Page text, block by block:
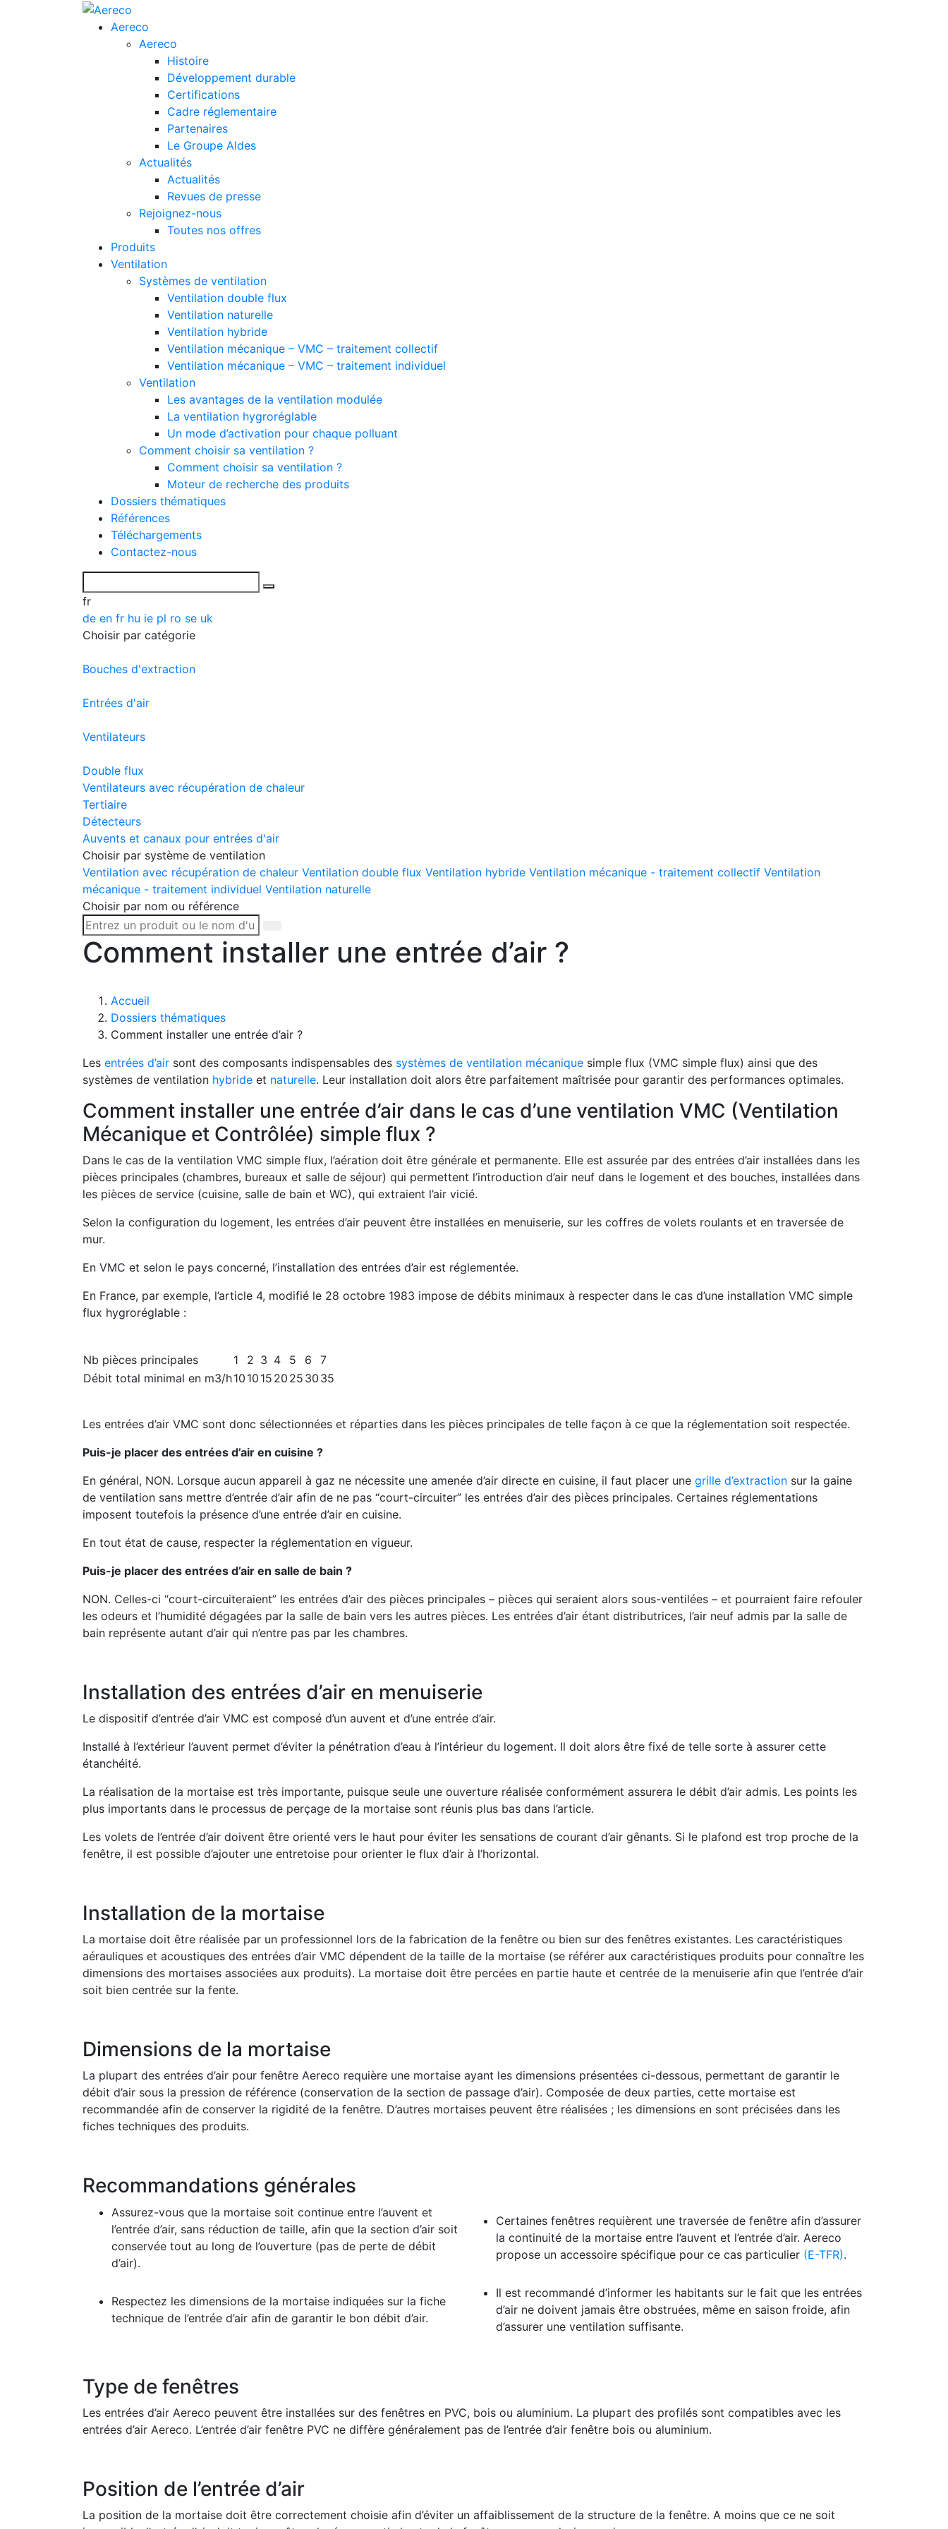
Aereco
Aereco
Histoire
Développement durable
Certifications
Cadre réglementaire
Partenaires
Le Groupe Aldes
Actualités
Actualités
Revues de presse
Rejoignez-nous
Toutes nos offres
Produits
Ventilation
Systèmes de ventilation
Ventilation double flux
Ventilation naturelle
Ventilation hybride
Ventilation mécanique – VMC – traitement collectif
Ventilation mécanique – VMC – traitement individuel
Ventilation
Les avantages de la ventilation modulée
La ventilation hygroréglable
Un mode d’activation pour chaque polluant
Comment choisir sa ventilation ?
Comment choisir sa ventilation ?
Moteur de recherche des produits
Dossiers thématiques
Références
Téléchargements
Contactez-nous
fr
de en fr hu ie pl ro se uk
Choisir par catégorie
Bouches d'extraction
Entrées d'air
Ventilateurs
Double flux
Ventilateurs avec récupération de chaleur
Tertiaire
Détecteurs
Auvents et canaux pour entrées d'air
Choisir par système de ventilation
Ventilation avec récupération de chaleur Ventilation double flux Ventilation hybride Ventilation mécanique - traitement collectif Ventilation
mécanique - traitement individuel Ventilation naturelle
Choisir par nom ou référence
Comment installer une entrée d’air ?
Accueil
Dossiers thématiques
Comment installer une entrée d’air ?
Les entrées d’air sont des composants indispensables des systèmes de ventilation mécanique simple flux (VMC simple flux) ainsi que des
systèmes de ventilation hybride et naturelle. Leur installation doit alors être parfaitement maîtrisée pour garantir des performances optimales.
Comment installer une entrée d’air dans le cas d’une ventilation VMC (Ventilation
Mécanique et Contrôlée) simple flux ?
Dans le cas de la ventilation VMC simple flux, l’aération doit être générale et permanente. Elle est assurée par des entrées d’air installées dans les
pièces principales (chambres, bureaux et salle de séjour) qui permettent l’introduction d’air neuf dans le logement et des bouches, installées dans
les pièces de service (cuisine, salle de bain et WC), qui extraient l’air vicié.
Selon la configuration du logement, les entrées d’air peuvent être installées en menuiserie, sur les coffres de volets roulants et en traversée de
mur.
En VMC et selon le pays concerné, l’installation des entrées d’air est réglementée.
En France, par exemple, l’article 4, modifié le 28 octobre 1983 impose de débits minimaux à respecter dans le cas d’une installation VMC simple
flux hygroréglable :
Nb pièces principales 1 2 3 4 5 6
7
Débit total minimal en m3/h10 10 15 20 25 30 35
Les entrées d’air VMC sont donc sélectionnées et réparties dans les pièces principales de telle façon à ce que la réglementation soit respectée.
Puis-je placer des entrées d’air en cuisine ?
En général, NON. Lorsque aucun appareil à gaz ne nécessite une amenée d’air directe en cuisine, il faut placer une grille d’extraction sur la gaine
de ventilation sans mettre d’entrée d’air afin de ne pas “court-circuiter” les entrées d’air des pièces principales. Certaines réglementations
imposent toutefois la présence d’une entrée d’air en cuisine.
En tout état de cause, respecter la réglementation en vigueur.
Puis-je placer des entrées d’air en salle de bain ?
NON. Celles-ci “court-circuiteraient” les entrées d’air des pièces principales – pièces qui seraient alors sous-ventilées – et pourraient faire refouler
les odeurs et l’humidité dégagées par la salle de bain vers les autres pièces. Les entrées d’air étant distributrices, l’air neuf admis par la salle de
bain représente autant d’air qui n’entre pas par les chambres.
Installation des entrées d’air en menuiserie
Le dispositif d’entrée d’air VMC est composé d’un auvent et d’une entrée d’air.
Installé à l’extérieur l’auvent permet d’éviter la pénétration d’eau à l’intérieur du logement. Il doit alors être fixé de telle sorte à assurer cette
étanchéité.
La réalisation de la mortaise est très importante, puisque seule une ouverture réalisée conformément assurera le débit d’air admis. Les points les
plus importants dans le processus de perçage de la mortaise sont réunis plus bas dans l’article.
Les volets de l’entrée d’air doivent être orienté vers le haut pour éviter les sensations de courant d’air gênants. Si le plafond est trop proche de la
fenêtre, il est possible d’ajouter une entretoise pour orienter le flux d’air à l’horizontal.
Installation de la mortaise
La mortaise doit être réalisée par un professionnel lors de la fabrication de la fenêtre ou bien sur des fenêtres existantes. Les caractéristiques
aérauliques et acoustiques des entrées d’air VMC dépendent de la taille de la mortaise (se référer aux caractéristiques produits pour connaître les
dimensions des mortaises associées aux produits). La mortaise doit être percées en partie haute et centrée de la menuiserie afin que l’entrée d’air
soit bien centrée sur la fente.
Dimensions de la mortaise
La plupart des entrées d’air pour fenêtre Aereco requière une mortaise ayant les dimensions présentées ci-dessous, permettant de garantir le
débit d’air sous la pression de référence (conservation de la section de passage d’air). Composée de deux parties, cette mortaise est
recommandée afin de conserver la rigidité de la fenêtre. D’autres mortaises peuvent être réalisées ; les dimensions en sont précisées dans les
fiches techniques des produits.
Recommandations générales
Assurez-vous que la mortaise soit continue entre l’auvent et
l’entrée d’air, sans réduction de taille, afin que la section d’air soit
conservée tout au long de l’ouverture (pas de perte de débit
d’air).
Certaines fenêtres requièrent une traversée de fenêtre afin d’assurer
la continuité de la mortaise entre l’auvent et l’entrée d’air. Aereco
propose un accessoire spécifique pour ce cas particulier (E-TFR).
Respectez les dimensions de la mortaise indiquées sur la fiche
technique de l’entrée d’air afin de garantir le bon débit d’air.
Il est recommandé d’informer les habitants sur le fait que les entrées
d’air ne doivent jamais être obstruées, même en saison froide, afin
d’assurer une ventilation suffisante.
Type de fenêtres
Les entrées d’air Aereco peuvent être installées sur des fenêtres en PVC, bois ou aluminium. La plupart des profilés sont compatibles avec les
entrées d’air Aereco. L’entrée d’air fenêtre PVC ne diffère généralement pas de l’entrée d’air fenêtre bois ou aluminium.
Position de l’entrée d’air
La position de la mortaise doit être correctement choisie afin d’éviter un affaiblissement de la structure de la fenêtre. A moins que ce ne soit